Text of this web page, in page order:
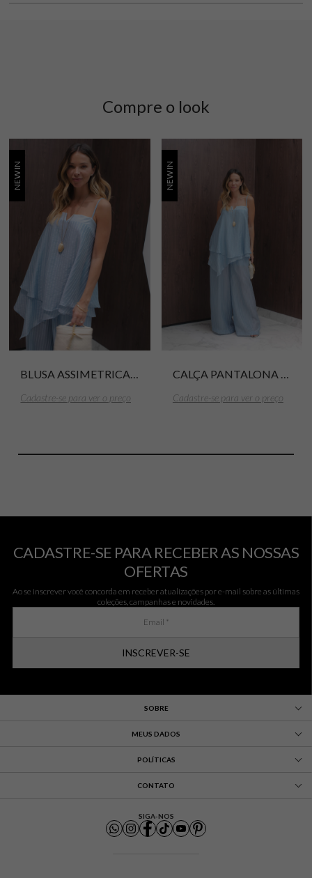
Compre o look
NEW IN
Cadastre-se para ver o preço
NEW IN
Cadastre-se para ver o preço
CADASTRE-SE PARA RECEBER AS NOSSAS
OFERTAS
Ao se inscrever você concorda em receber atualizações por e-mail sobre as últimas
coleções, campanhas e novidades.
INSCREVER-SE
SOBRE
MEUS DADOS
POLÍTICAS
CONTATO
SIGA-NOS